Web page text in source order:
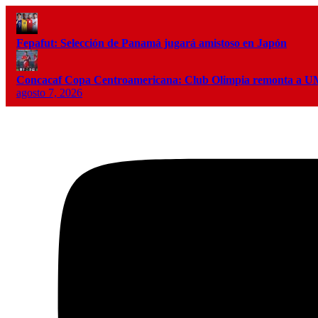
Fepafut: Selección de Panamá jugará amistoso en Japón
Concacaf Copa Centroamericana: Club Olimpia remonta a
agosto 7, 2026